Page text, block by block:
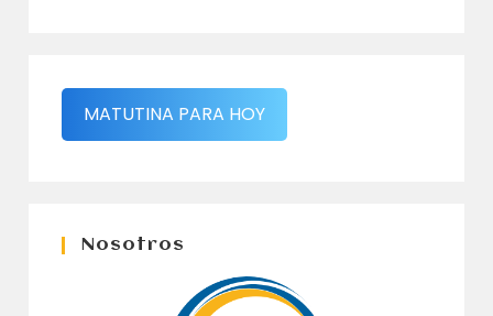
MATUTINA PARA HOY
Nosotros